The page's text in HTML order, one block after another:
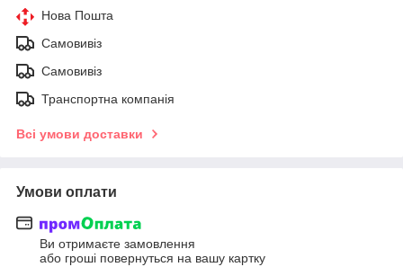
Нова Пошта
Самовивіз
Самовивіз
Транспортна компанія
Всі умови доставки
Умови оплати
Ви отримаєте замовлення
або гроші повернуться на вашу картку